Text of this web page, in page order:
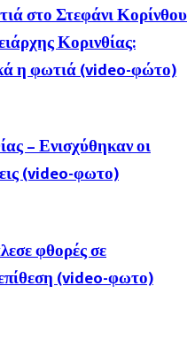
στο Στεφάνι Κορίνθου
Κορινθίας:
η φωτιά (video-φώτο)
– Ενισχύθηκαν οι
(video-φωτο)
φθορές σε
(video-φωτο)